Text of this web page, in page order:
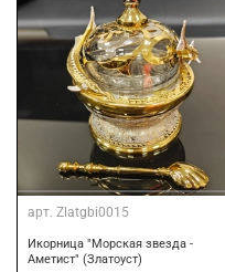
арт. Zlatgbi0015
Икорница "Морская звезда -
Аметист" (Златоуст)